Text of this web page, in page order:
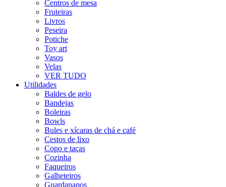
Centros de mesa
Fruteiras
Livros
Peseira
Potiche
Toy art
Vasos
Velas
VER TUDO
Utilidades
Baldes de gelo
Bandejas
Boleiras
Bowls
Bules e xícaras de chá e café
Cestos de lixo
Copo e taças
Cozinha
Faqueiros
Galheteiros
Guardanapos